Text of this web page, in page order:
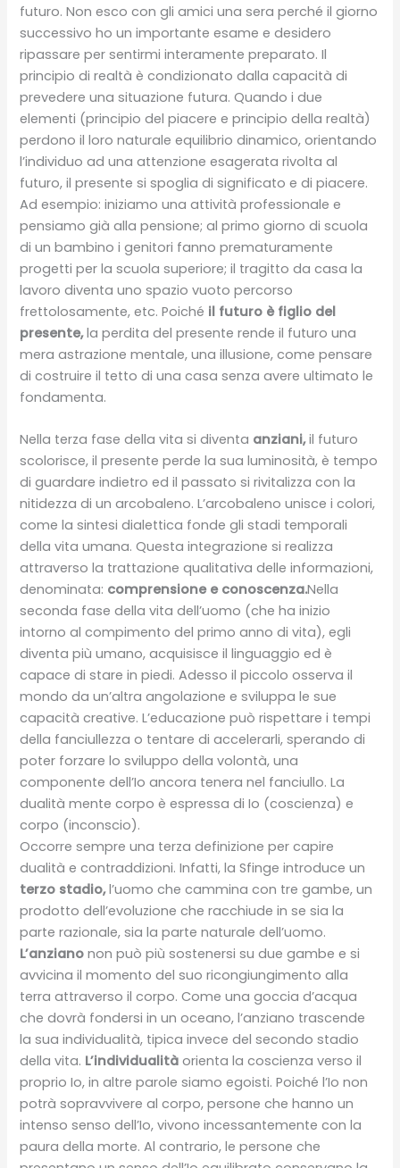
futuro. Non esco con gli amici una sera perché il giorno
successivo ho un importante esame e desidero
ripassare per sentirmi interamente preparato. Il
principio di realtà è condizionato dalla capacità di
prevedere una situazione futura. Quando i due
elementi (principio del piacere e principio della realtà)
perdono il loro naturale equilibrio dinamico, orientando
l’individuo ad una attenzione esagerata rivolta al
futuro, il presente si spoglia di significato e di piacere.
Ad esempio: iniziamo una attività professionale e
pensiamo già alla pensione; al primo giorno di scuola
di un bambino i genitori fanno prematuramente
progetti per la scuola superiore; il tragitto da casa la
lavoro diventa uno spazio vuoto percorso
frettolosamente, etc. Poiché il futuro è figlio del
presente,la perdita del presente rende il futuro una
mera astrazione mentale, una illusione, come pensare
di costruire il tetto di una casa senza avere ultimato le
fondamenta.
Nella terza fase della vita si diventa anziani,il futuro
scolorisce, il presente perde la sua luminosità, è tempo
di guardare indietro ed il passato si rivitalizza con la
nitidezza di un arcobaleno. L’arcobaleno unisce i colori,
come la sintesi dialettica fonde gli stadi temporali
della vita umana. Questa integrazione si realizza
attraverso la trattazione qualitativa delle informazioni,
denominata: comprensione e conoscenza.Nella
seconda fase della vita dell’uomo (che ha inizio
intorno al compimento del primo anno di vita), egli
diventa più umano, acquisisce il linguaggio ed è
capace di stare in piedi. Adesso il piccolo osserva il
mondo da un’altra angolazione e sviluppa le sue
capacità creative. L’educazione può rispettare i tempi
della fanciullezza o tentare di accelerarli, sperando di
poter forzare lo sviluppo della volontà, una
componente dell’Io ancora tenera nel fanciullo. La
dualità mente corpo è espressa di Io (coscienza) e
corpo (inconscio).
Occorre sempre una terza definizione per capire
dualità e contraddizioni. Infatti, la Sfinge introduce un
terzo stadio,l’uomo che cammina con tre gambe, un
prodotto dell’evoluzione che racchiude in se sia la
parte razionale, sia la parte naturale dell’uomo.
L’anziano non può più sostenersi su due gambe e si
avvicina il momento del suo ricongiungimento alla
terra attraverso il corpo. Come una goccia d’acqua
che dovrà fondersi in un oceano, l’anziano trascende
la sua individualità, tipica invece del secondo stadio
della vita. L’individualità orienta la coscienza verso il
proprio Io, in altre parole siamo egoisti. Poiché l’Io non
potrà sopravvivere al corpo, persone che hanno un
intenso senso dell’Io, vivono incessantemente con la
paura della morte. Al contrario, le persone che